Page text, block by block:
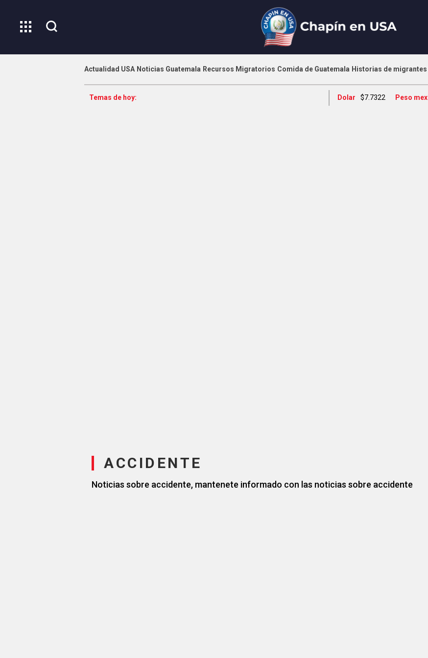
Actualidad USA Noticias Guatemala Recursos Migratorios Comida de Guatemala Historias de migrantes
Temas de hoy: Dolar $7.7322 Peso mex
ACCIDENTE
Noticias sobre accidente, mantenete informado con las noticias sobre accidente